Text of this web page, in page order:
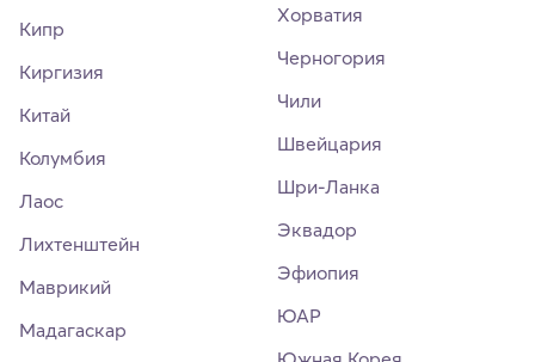
Кипр
Киргизия
Китай
Колумбия
Лаос
Лихтенштейн
Маврикий
Мадагаскар
Хорватия
Черногория
Чили
Швейцария
Шри-Ланка
Эквадор
Эфиопия
ЮАР